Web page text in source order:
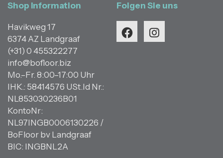
Folgen Sie uns
Shop Information
Havikweg 17
6374 AZ Landgraaf
(+31) 0 455322277
info@bofloor.biz
Mo.–Fr. 8:00–17:00 Uhr
IHK.: 58414576 USt.Id Nr.:
NL853030236B01
KontoNr:
NL97INGB0006130226 /
BoFloor bv Landgraaf
BIC: INGBNL2A